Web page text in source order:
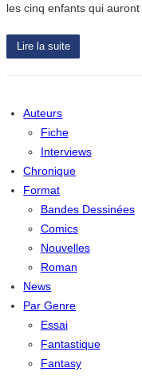
les cinq enfants qui
Lire la suite
Auteurs
Fiche
Interviews
Chronique
Format
Bandes Dessinées
Comics
Nouvelles
Roman
News
Par Genre
Essai
Fantastique
Fantasy